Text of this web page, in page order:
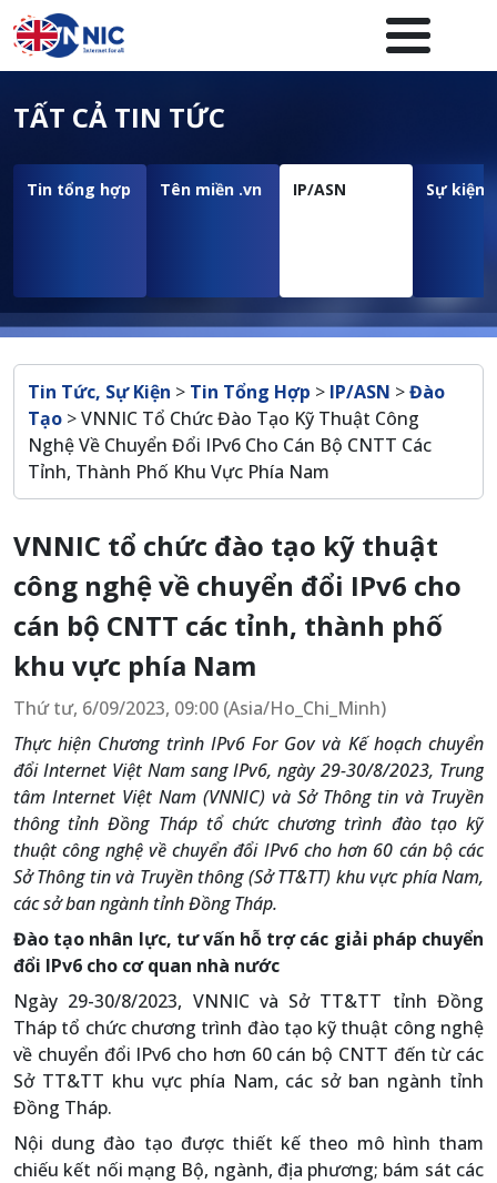
Nhảy đến nội dung
Menuheader của website
TẤT CẢ TIN TỨC
Tin tổng hợp Tên miền .vn IP/ASN Sự kiện
Breadcrumb
Tin Tức, Sự Kiện > Tin Tổng Hợp > IP/ASN >Đào
Tạo >VNNIC Tổ Chức Đào Tạo Kỹ Thuật Công
Nghệ Về Chuyển Đổi IPv6 Cho Cán Bộ CNTT Các
Tỉnh, Thành Phố Khu Vực Phía Nam
VNNIC tổ chức đào tạo kỹ thuật
công nghệ về chuyển đổi IPv6 cho
cán bộ CNTT các tỉnh, thành phố
khu vực phía Nam
Thứ tư, 6/09/2023, 09:00 (Asia/Ho_Chi_Minh)
Thực hiện Chương trình IPv6 For Gov và Kế hoạch chuyển
đổi Internet Việt Nam sang IPv6, ngày 29-30/8/2023, Trung
tâm Internet Việt Nam (VNNIC) và Sở Thông tin và Truyền
thông tỉnh Đồng Tháp tổ chức chương trình đào tạo kỹ
thuật công nghệ về chuyển đổi IPv6 cho hơn 60 cán bộ các
Sở Thông tin và Truyền thông (Sở TT&TT) khu vực phía Nam,
các sở ban ngành tỉnh Đồng Tháp.
Đào tạo nhân lực, tư vấn hỗ trợ các giải pháp chuyển
đổi IPv6 cho cơ quan nhà nước
Ngày 29-30/8/2023, VNNIC và Sở TT&TT tỉnh Đồng
Tháp tổ chức chương trình đào tạo kỹ thuật công nghệ
về chuyển đổi IPv6 cho hơn 60 cán bộ CNTT đến từ các
Sở TT&TT khu vực phía Nam, các sở ban ngành tỉnh
Đồng Tháp.
Nội dung đào tạo được thiết kế theo mô hình tham
chiếu kết nối mạng Bộ, ngành, địa phương; bám sát các